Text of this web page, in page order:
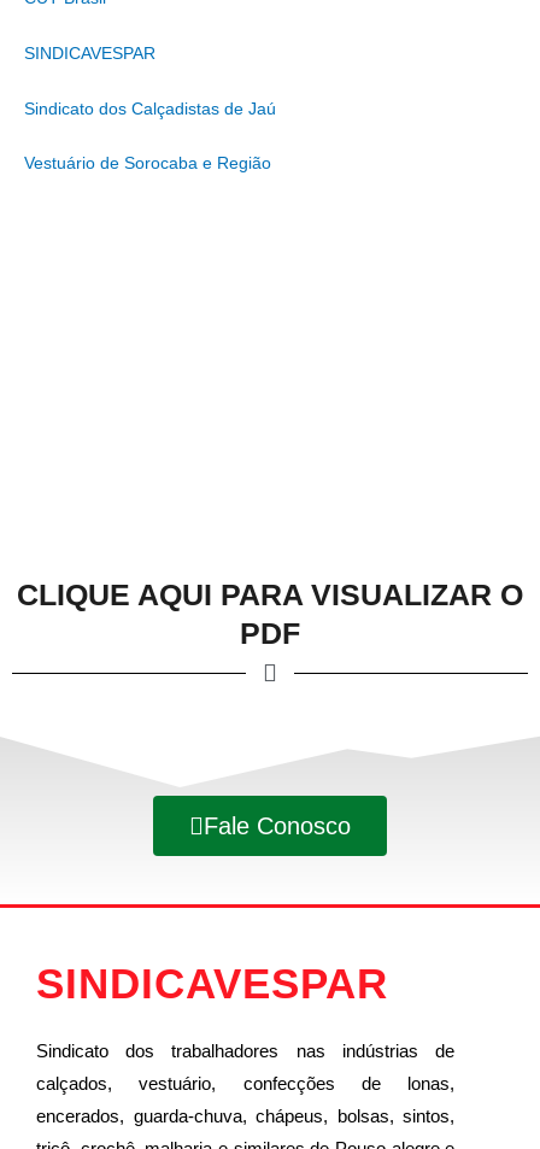
SINDICAVESPAR
Sindicato dos Calçadistas de Jaú
Vestuário de Sorocaba e Região
CLIQUE AQUI PARA VISUALIZAR O
PDF
Fale Conosco
SINDICAVESPAR
Sindicato dos trabalhadores nas indústrias de
calçados, vestuário, confecções de lonas,
encerados, guarda-chuva, chápeus, bolsas, sintos,